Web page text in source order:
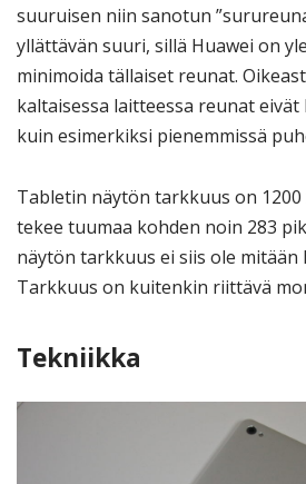
suuruisen niin sanotun
yllättävän suuri, sillä Huawei on
minimoida tällaiset reunat.
kaltaisessa laitteessa reunat
kuin esimerkiksi pienemmissä
Tabletin näytön tarkkuus on 1200
tekee tuumaa kohden noin 283
näytön tarkkuus ei siis ole mitään
Tarkkuus on kuitenkin riittävä
Tekniikka